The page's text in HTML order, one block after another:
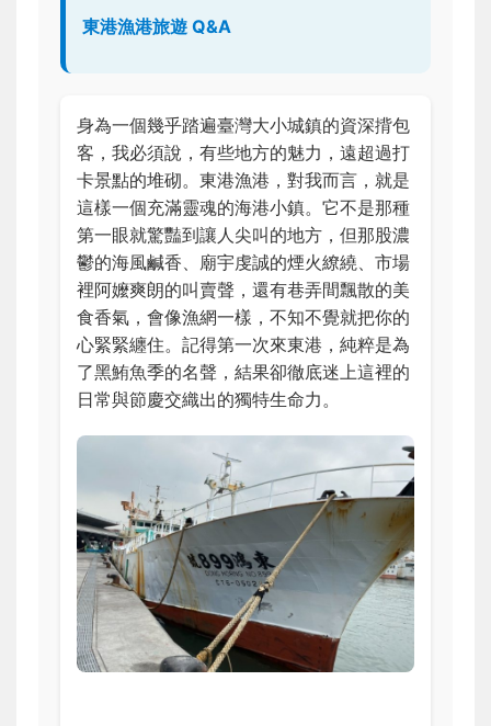
東港漁港旅遊 Q&A
身為一個幾乎踏遍臺灣大小城鎮的資深揹包
客，我必須說，有些地方的魅力，遠超過打
卡景點的堆砌。東港漁港，對我而言，就是
這樣一個充滿靈魂的海港小鎮。它不是那種
第一眼就驚豔到讓人尖叫的地方，但那股濃
鬱的海風鹹香、廟宇虔誠的煙火繚繞、市場
裡阿嬤爽朗的叫賣聲，還有巷弄間飄散的美
食香氣，會像漁網一樣，不知不覺就把你的
心緊緊纏住。記得第一次來東港，純粹是為
了黑鮪魚季的名聲，結果卻徹底迷上這裡的
日常與節慶交織出的獨特生命力。